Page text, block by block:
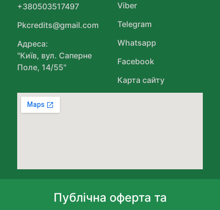
+380503517497
Pkcredits@gmail.com
Адреса:
"Київ, вул. Саперне
Поле, 14/55"
Viber
Telegram
Whatsapp
Facebook
Карта сайту
Публічна оферта та